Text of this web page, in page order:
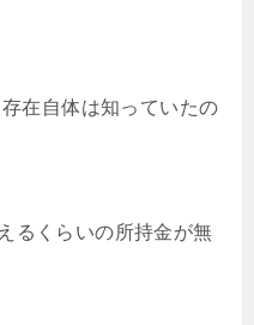
在自体は知っていたの
るくらいの所持金が無